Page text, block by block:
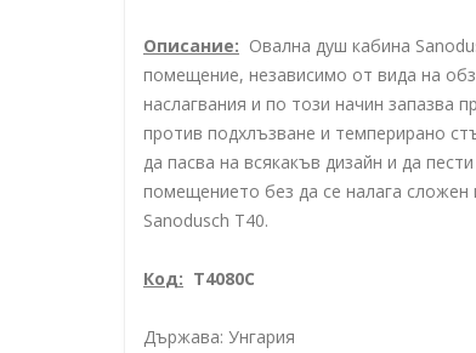
Описание: Овална душ кабина
помещение, независимо от вида на
наслагвания и по този начин запазва
против подхлъзване и темперирано
да пасва на всякакъв дизайн и да
помещението без да се налага
Sanodusch T40.
Код: T4080C
Държава: Унгария